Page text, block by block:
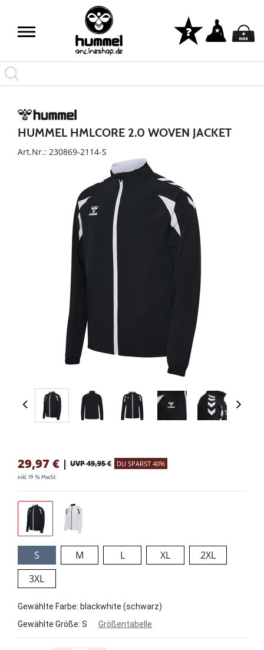
HUMMEL HMLCORE 2.0 WOVEN JACKET
Art.Nr.: 230869-2114-S
29,97 € | UVP 49,95 € DU SPARST 40%
inkl. 19 % MwSt.
S M L XL
2XL
3XL
Gewählte Farbe: blackwhite (schwarz)
Gewählte Größe: S Größentabelle